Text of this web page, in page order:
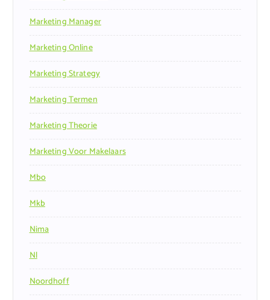
Marketing Manager
Marketing Online
Marketing Strategy
Marketing Termen
Marketing Theorie
Marketing Voor Makelaars
Mbo
Mkb
Nima
Nl
Noordhoff